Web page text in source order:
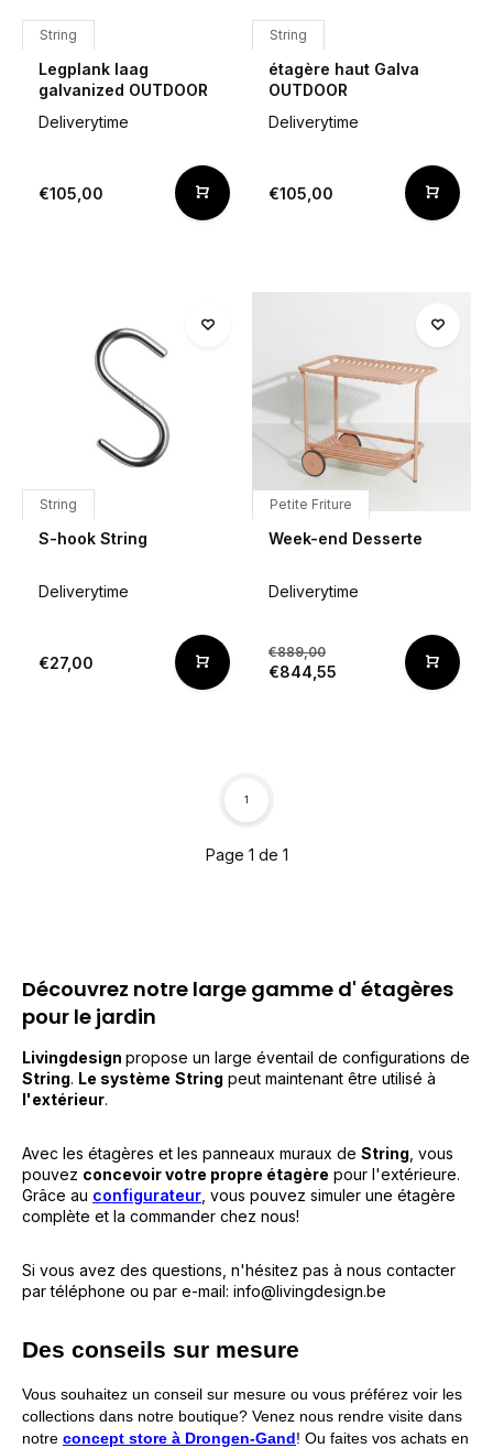
String
Legplank laag
galvanized OUTDOOR
Deliverytime
€105,00
String
étagère haut Galva
OUTDOOR
Deliverytime
€105,00
String
S-hook String
Deliverytime
€27,00
Petite Friture
Week-end Desserte
Deliverytime
€889,00
€844,55
Page 1 de 1
1
Découvrez notre large gamme d' étagères
pour le jardin
Livingdesign propose un large éventail de configurations de
String. Le système String peut maintenant être utilisé à
l'extérieur.
Avec les étagères et les panneaux muraux de String , vous
pouvez concevoir votre propre étagère pour l'extérieure.
Grâce au configurateur , vous pouvez simuler une étagère
complète et la commander chez nous!
Si vous avez des questions, n'hésitez pas à nous contacter
par téléphone ou par e-mail: info@livingdesign.be
Des conseils sur mesure
Vous souhaitez un conseil sur mesure ou vous préférez voir les
collections dans notre boutique? Venez nous rendre visite dans
notre concept store à Drongen-Gand! Ou faites vos achats en